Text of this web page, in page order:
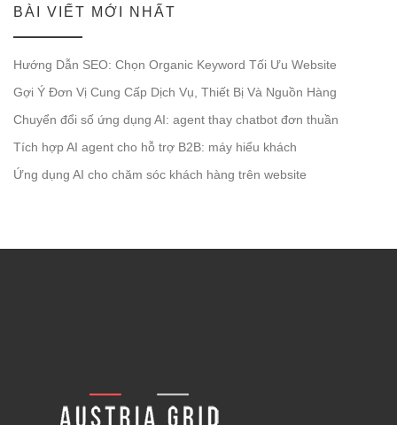
BÀI VIẾT MỚI NHẤT
Hướng Dẫn SEO: Chọn Organic Keyword Tối Ưu Website
Gợi Ý Đơn Vị Cung Cấp Dịch Vụ, Thiết Bị Và Nguồn Hàng
Chuyển đổi số ứng dụng AI: agent thay chatbot đơn thuần
Tích hợp AI agent cho hỗ trợ B2B: máy hiểu khách
Ứng dụng AI cho chăm sóc khách hàng trên website